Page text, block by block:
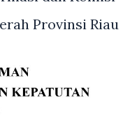
Provinsi Riau